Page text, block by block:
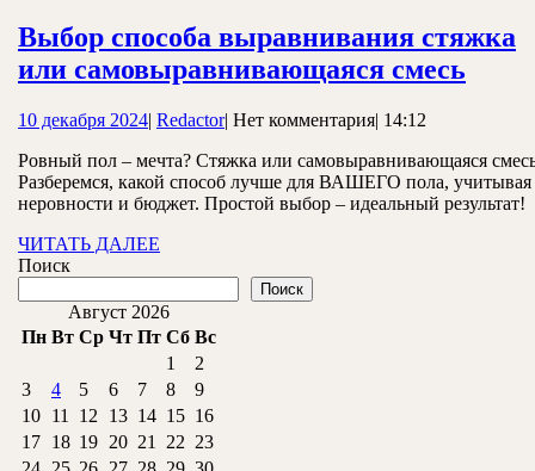
Выбор способа выравнивания стяжка
или самовыравнивающаяся смесь
или
10 декабря 202410
2024
| RedactorRedactor
| Нет комментария| 14:12
Ровный пол – мечта? Стяжка или самовыравнивающаяся
Разберемся, какой способ лучше для ВАШЕГО пола, учитывая
неровности и бюджет. Простой выбор – идеальный результат!
ЧИТАТЬ ДАЛЕЕ
Поиск
Поиск
Август 2026
Пн Вт Ср Чт Пт Сб Вс
1
2
3
4 5 6 7 8
9
10 11 12 13 14 15 16
17 18 19 20 21 22 23